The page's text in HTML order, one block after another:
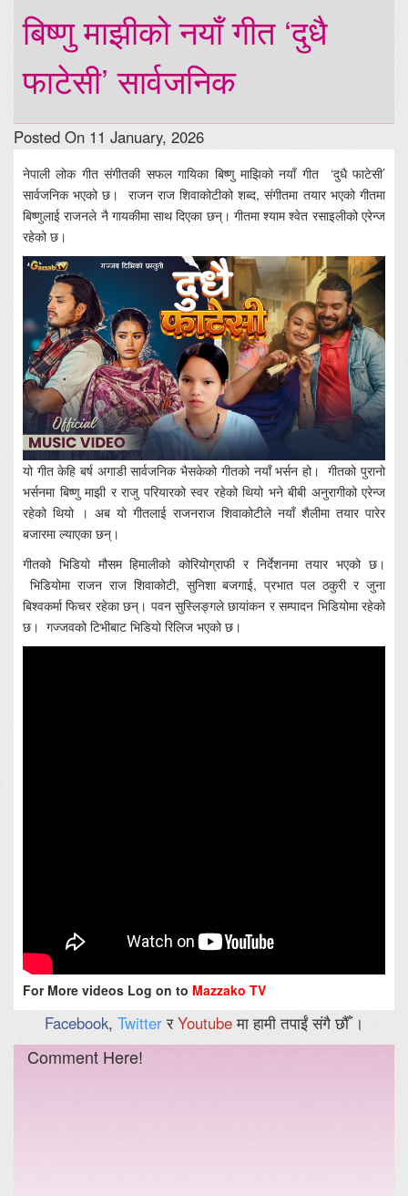
बिष्णु माझीको नयाँ गीत ‘दुधै
फाटेसी’ सार्वजनिक
Posted On 11 January, 2026
नेपाली लोक गीत संगीतकी सफल गायिका बिष्णु माझिको नयाँ गीत ‘दुधै फाटेसी’
सार्वजनिक भएको छ। राजन राज शिवाकोटीको शब्द, संगीतमा तयार भएको गीतमा
बिष्णुलाई राजनले नै गायकीमा साथ दिएका छन्। गीतमा श्याम श्वेत रसाइलीको एरेन्ज
रहेको छ।
यो गीत केहि बर्ष अगाडी सार्वजनिक भैसकेको गीतको नयाँ भर्सन हो। गीतको पुरानो
भर्सनमा बिष्णु माझी र राजु परियारको स्वर रहेको थियो भने बीबी अनुरागीको एरेन्ज
रहेको थियो । अब यो गीतलाई राजनराज शिवाकोटीले नयाँ शैलीमा तयार पारेर
बजारमा ल्याएका छन्।
गीतको भिडियो मौसम हिमालीको कोरियोग्राफी र निर्देशनमा तयार भएको छ।
भिडियोमा राजन राज शिवाकोटी, सुनिशा बजगाई, प्रभात पल ठकुरी र जुना
बिश्वकर्मा फिचर रहेका छन्। पवन सुस्लिङ्गले छायांकन र सम्पादन भिडियोमा रहेको
छ। गज्जवको टिभीबाट भिडियो रिलिज भएको छ।
For More videos Log on to Mazzako TV
Facebook, TwitterरYoutubeमा हामी तपाईं संगै छौँ ।
Comment Here!